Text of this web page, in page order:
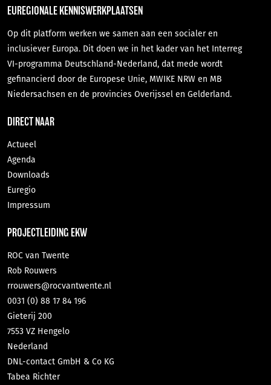
EUREGIONALE KENNISWERKPLAATSEN
Op dit platform werken we samen aan een socialer en
inclusiever Europa. Dit doen we in het kader van het Interreg
VI-programma Deutschland-Nederland, dat mede wordt
gefinancierd door de Europese Unie, MWIKE NRW en MB
Niedersachsen en de provincies Overijssel en Gelderland.
DIRECT NAAR
Actueel
Agenda
Downloads
Euregio
Impressum
PROJECTLEIDING EKW
ROC van Twente
Rob Rouwers
rrouwers@rocvantwente.nl
0031 (0) 88 17 84 196
Gieterij 200
7553 VZ Hengelo
Nederland
DNL-contact GmbH & Co KG
Tabea Richter